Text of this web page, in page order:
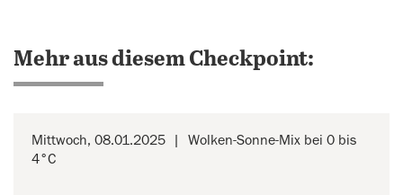
Mehr aus diesem Checkpoint:
Mittwoch, 08.01.2025
Wolken-Sonne-Mix bei 0 bis
4°C